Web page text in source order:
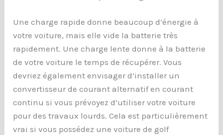
Une charge rapide donne beaucoup d’énergie à
votre voiture, mais elle vide la batterie très
rapidement. Une charge lente donne à la batterie
de votre voiture le temps de récupérer. Vous
devriez également envisager d’installer un
convertisseur de courant alternatif en courant
continu si vous prévoyez d’utiliser votre voiture
pour des travaux lourds. Cela est particulièrement
vrai si vous possédez une voiture de golf